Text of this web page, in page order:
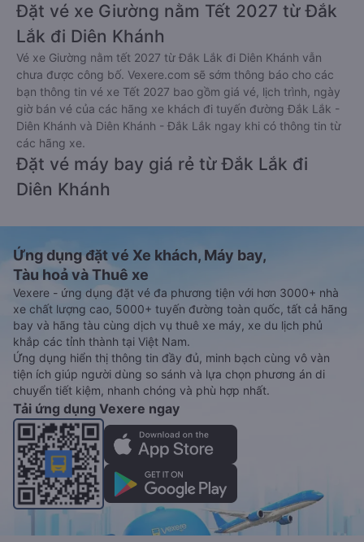
Đặt vé xe Giường nằm Tết 2027 từ Đắk
Lắk đi Diên Khánh
Vé xe Giường nằm tết 2027 từ Đắk Lắk đi Diên Khánh vẫn
chưa được công bố. Vexere.com sẽ sớm thông báo cho các
bạn thông tin vé xe Tết 2027 bao gồm giá vé, lịch trình, ngày
giờ bán vé của các hãng xe khách đi tuyến đường Đắk Lắk -
Diên Khánh và Diên Khánh - Đắk Lắk ngay khi có thông tin từ
các hãng xe.
Đặt vé máy bay giá rẻ từ Đắk Lắk đi
Diên Khánh
Ứng dụng đặt vé Xe khách, Máy bay,
Tàu hoả và Thuê xe
Vexere - ứng dụng đặt vé đa phương tiện với hơn 3000+ nhà
xe chất lượng cao, 5000+ tuyến đường toàn quốc, tất cả hãng
bay và hãng tàu cùng dịch vụ thuê xe máy, xe du lịch phủ
khắp các tỉnh thành tại Việt Nam.
Ứng dụng hiển thị thông tin đầy đủ, minh bạch cùng vô vàn
tiện ích giúp người dùng so sánh và lựa chọn phương án di
chuyển tiết kiệm, nhanh chóng và phù hợp nhất.
Tải ứng dụng Vexere ngay